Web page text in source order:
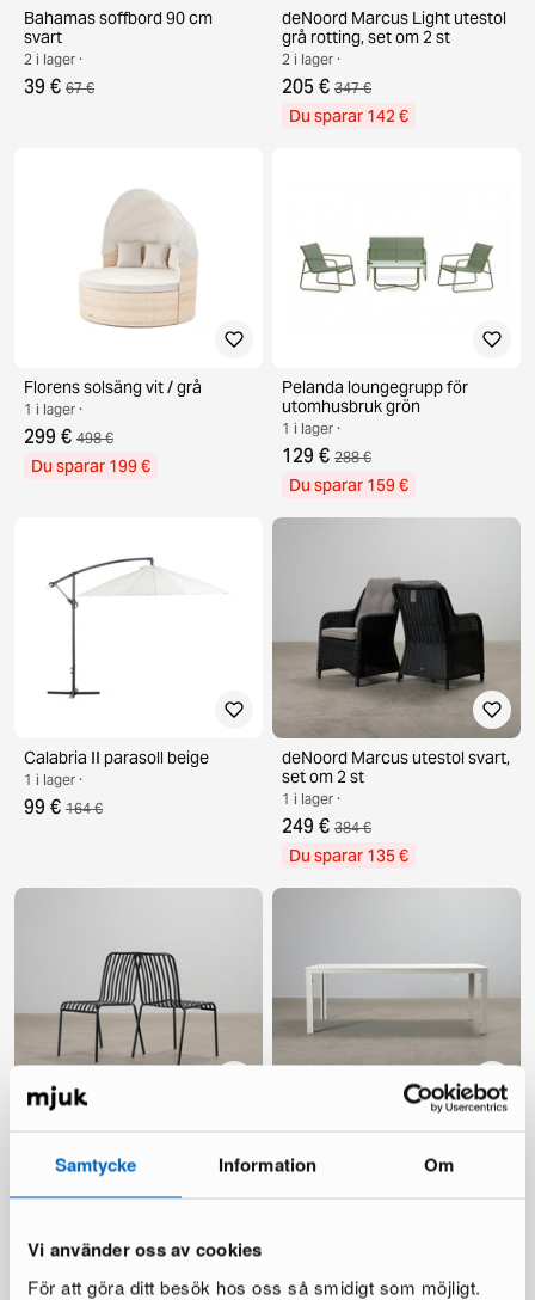
Samtycke Information Om
Vi använder oss av cookies
För att göra ditt besök hos oss så smidigt som möjligt.
Bahamas soffbord 90 cm
svart
2 i lager ·
39 € 67 €
deNoord Marcus Light utestol
grå rotting, set om 2 st
2 i lager ·
205 € 347 €
Du sparar 142 €
Florens solsäng vit / grå
1 i lager ·
299 € 498 €
Du sparar 199 €
Pelanda loungegrupp för
utomhusbruk grön
1 i lager ·
129 € 288 €
Du sparar 159 €
Calabria II parasoll beige
1 i lager ·
99 € 164 €
deNoord Marcus utestol svart,
set om 2 st
1 i lager ·
249 € 384 €
Du sparar 135 €
Jarva utomhusstol, set om 2
2 i lager ·
129 € 189 €
Tunis trädgårdsbord 205 cm
1 i lager ·
299 € 497 €